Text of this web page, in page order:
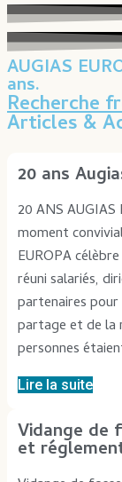
AUGIAS
ans.
Recherche
Articles &
20 ans
20 ANS AUGIAS
moment
EUROPA
réuni salariés,
partenaires pour
partage et de la
personnes
Lire la suite
Vidange de
et